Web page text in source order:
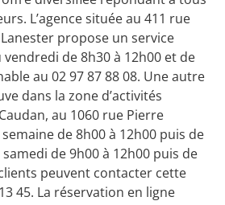
L’agence située au 411 rue
propose un service
de 8h30 à 12h00 et de
au 02 97 87 88 08. Une autre
dans la zone d’activités
au 1060 rue Pierre
de 8h00 à 12h00 puis de
de 9h00 à 12h00 puis de
peuvent contacter cette
45. La réservation en ligne